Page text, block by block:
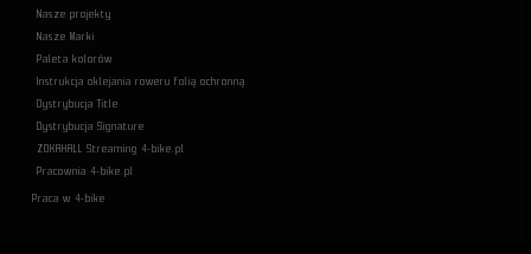
Nasze projekty
Nasze Marki
Paleta kolorów
Instrukcja oklejania roweru folią ochronną
Dystrybucja Title
Dystrybucja Signature
ZOKAHALL Streaming 4-bike.pl
Pracownia 4-bike.pl
Praca w 4-bike